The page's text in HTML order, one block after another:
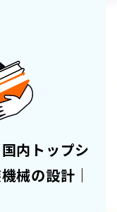
内トップシ
械の設計｜